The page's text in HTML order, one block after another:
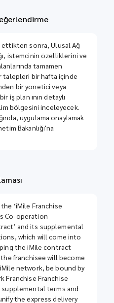
ettikten sonra, Ulusal Ağ
istemcinin özelliklerini ve
tamamen
talepleri bir hafta içinde
bir yönetici veya
iş plan ının detaylı
bölgesini inceleyecek.
uygulama onaylamak
Bakanlığı'na
‘iMile Franchise
Co-operation
and its supplemental
which will come into
the iMile contract
franchisee will become
network, be bound by
Franchise Franchise
terms and
the express delivery